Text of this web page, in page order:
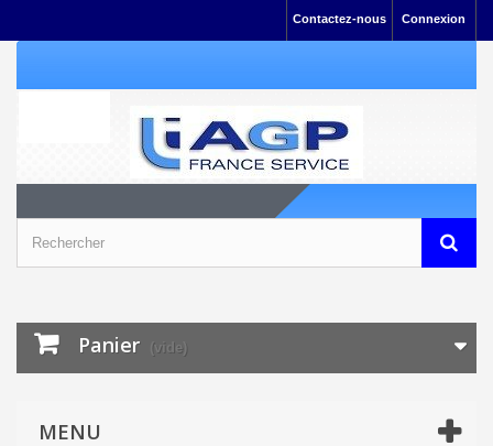
Connexion
Contactez-nous
Panier (vide)
MENU